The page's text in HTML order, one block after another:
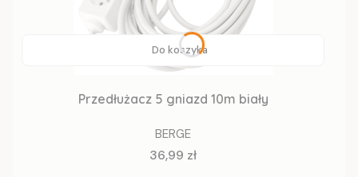
Do koszyka
Przedłużacz 5 gniazd 10m biały
BERGE
Cena
36,99 zł